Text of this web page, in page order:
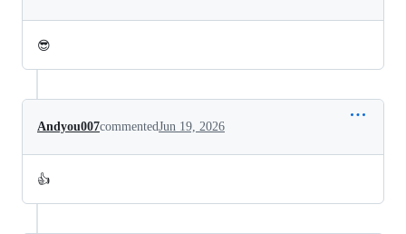
😎
Andyou007commentedJun 19, 2026
👍️